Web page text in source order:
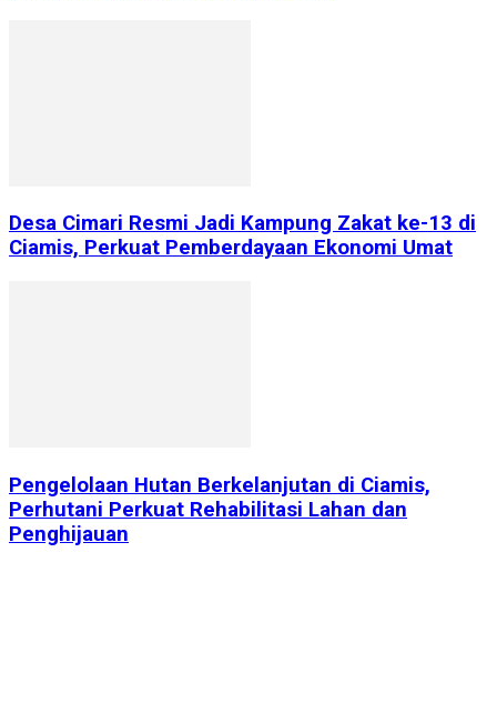
Desa Cimari Resmi Jadi Kampung Zakat ke-13 di
Ciamis, Perkuat Pemberdayaan Ekonomi Umat
Pengelolaan Hutan Berkelanjutan di Ciamis,
Perhutani Perkuat Rehabilitasi Lahan dan
Penghijauan